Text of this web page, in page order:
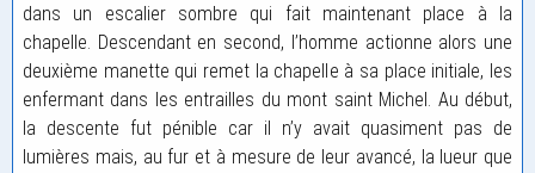
dans un escalier sombre qui fait maintenant place à la
chapelle. Descendant en second, l’homme actionne alors une
deuxième manette qui remet la chapelle à sa place initiale, les
enfermant dans les entrailles du mont saint Michel. Au début,
la descente fut pénible car il n’y avait quasiment pas de
lumières mais, au fur et à mesure de leur avancé, la lueur que